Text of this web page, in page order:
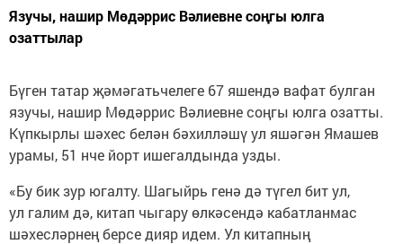
Язучы, нашир Мөдәррис Вәлиевне соңгы юлга
озаттылар
Бүген татар җәмәгатьчелеге 67 яшендә вафат булган
язучы, нашир Мөдәррис Вәлиевне соңгы юлга озатты.
Күпкырлы шәхес белән бәхилләшү ул яшәгән Ямашев
урамы, 51 нче йорт ишегалдында узды.
«Бу бик зур югалту. Шагыйрь генә дә түгел бит ул,
ул галим дә, китап чыгару өлкәсендә кабатланмас
шәхесләрнең берсе дияр идем. Ул китапның